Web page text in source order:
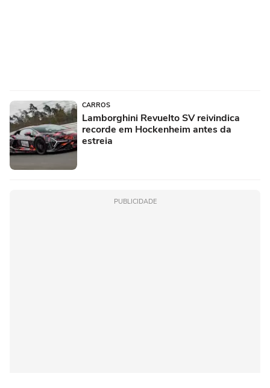
CARROS
Lamborghini Revuelto SV reivindica
recorde em Hockenheim antes da
estreia
PUBLICIDADE